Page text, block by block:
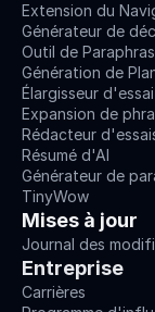
Extension du
Générateur de
Outil de
Génération de
Élargisseur d'essai
Expansion de
Rédacteur
Résumé d'AI
Générateur de
TinyWow
Mises à jour
Journal des
Entreprise
Carrières